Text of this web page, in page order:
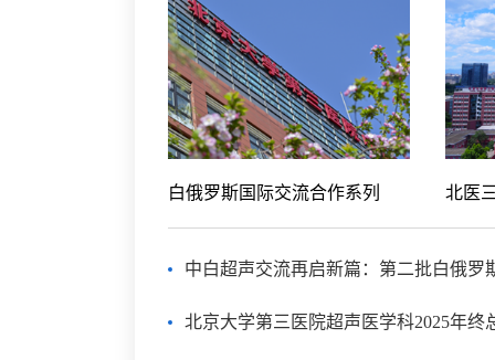
白俄罗斯国际交流合作系列